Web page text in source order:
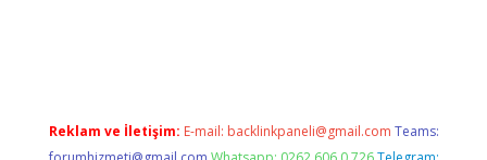
Reklam ve İletişim: E-mail: backlinkpaneli@gmail.com Teams: